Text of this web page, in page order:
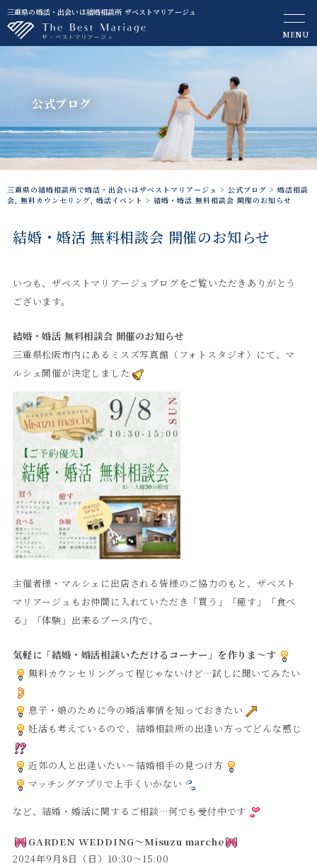
三重県の婚活・出会いは結婚相談所 ザベストマリアージュ
MENU
公式ブログ
三重県の結婚相談所で婚活・出会いはザベストマリアージュ > 公式ブログ > 婚活相談
会, 無料カウンセリング, 婚活イベント > 結婚・婚活 無料相談会 開催のお知らせ
結婚・婚活 無料相談会 開催のお知らせ
いつも、ザベストマリアージュブログをご覧いただきありがとう
ございます。
結婚・婚活 無料相談会 開催のお知らせ
三重県松阪市内にあるミスズ写真館（フォトスタジオ）にて、マ
ルシェ開催が決定しました
主催者様・マルシェに出店される皆様のご協力のもと、ザベスト
マリアージュもお仲間に入れていただき「買う」「癒す」「食べ
る」「体験」出来るブース内で、
気軽に「結婚・婚活相談いただけるコーナー」を作りま～す
無料カウンセリングって程じゃないけど…試しに聞いてみたい
息子・娘のために今の婚活事情を知っておきたい
妊活も考えているので、結婚相談所の出逢い方ってどんな感じ
近郊の人と出逢いたい～結婚相手の見つけ方
マッチングアプリで上手くいかない
など、結婚・婚活に関するご相談…何でも受付中です
GARDEN WEDDING～Misuzu marche
2024年9月8日（日）10:30～15:00